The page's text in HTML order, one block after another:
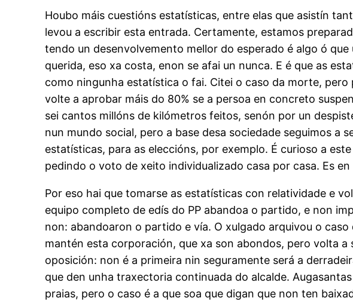
Houbo máis cuestións estatísticas, entre elas que asistín
levou a escribir esta entrada. Certamente, estamos
tendo un desenvolvemento mellor do esperado é algo ó
querida, eso xa costa, enon se afai un nunca. E é que as
como ningunha estatística o fai. Citei o caso da morte,
volte a aprobar máis do 80% se a persoa en concreto
sei cantos millóns de kilómetros feitos, senón por un
nun mundo social, pero a base desa sociedade seguimos a
estatísticas, para as eleccións, por exemplo. É curioso a
pedindo o voto de xeito individualizado casa por casa. Es
Por eso hai que tomarse as estatísticas con relatividade e
equipo completo de edís do PP abandoa o partido, e non
non: abandoaron o partido e vía. O xulgado arquivou o
mantén esta corporación, que xa son abondos, pero volta
oposición: non é a primeira nin seguramente será a
que den unha traxectoria continuada do alcalde.
praias, pero o caso é a que soa que digan que non ten